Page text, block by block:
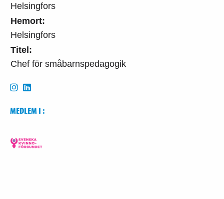
Helsingfors
Hemort:
Helsingfors
Titel:
Chef för småbarnspedagogik
MEDLEM I :